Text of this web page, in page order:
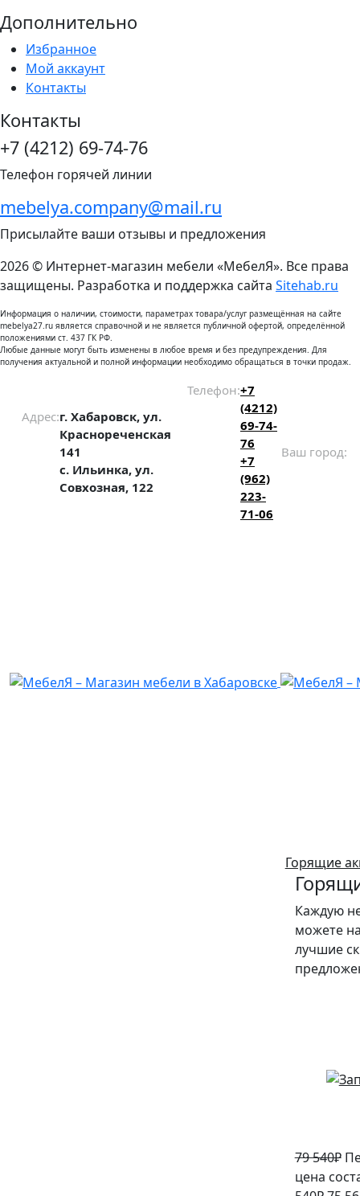
Дополнительно
Избранное
Мой аккаунт
Контакты
Контакты
+7 (4212) 69-74-76
Телефон горячей линии
mebelya.company@mail.ru
Присылайте ваши отзывы и предложения
2026 © Интернет-магазин мебели «МебелЯ». Все права
защищены. Разработка и поддержка сайта Sitehab.ru
Информация о наличии, стоимости, параметрах товара/услуг размещённая на сайте
mebelya27.ru является справочной и не является публичной офертой, определённой
положениями ст. 437 ГК РФ.
Любые данные могут быть изменены в любое время и без предупреждения. Для
получения актуальной и полной информации необходимо обращаться в точки продаж.
Адрес:г. Хабаровск, ул.
Краснореченская
141
с. Ильинка, ул.
Совхозная, 122
Телефон:+7
(4212)
69-74-
76
+7
(962)
223-
71-06
Ваш город:
Горящие
Каждую
можете
лучшие
79 540₽
цена